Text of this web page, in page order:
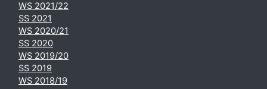
WS 2021/22
SS 2021
WS 2020/21
SS 2020
WS 2019/20
SS 2019
WS 2018/19